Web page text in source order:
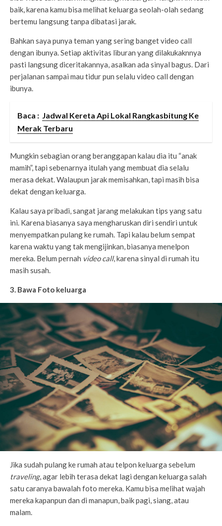
baik, karena kamu bisa melihat keluarga seolah-olah sedang
bertemu langsung tanpa dibatasi jarak.
Bahkan saya punya teman yang sering banget video call
dengan ibunya. Setiap aktivitas liburan yang dilakukaknnya
pasti langsung diceritakannya, asalkan ada sinyal bagus. Dari
perjalanan sampai mau tidur pun selalu video call dengan
ibunya.
Baca : Jadwal Kereta Api Lokal Rangkasbitung Ke
Merak Terbaru
Mungkin sebagian orang beranggapan kalau dia itu “anak
mamih”, tapi sebenarnya itulah yang membuat dia selalu
merasa dekat. Walaupun jarak memisahkan, tapi masih bisa
dekat dengan keluarga.
Kalau saya pribadi, sangat jarang melakukan tips yang satu
ini. Karena biasanya saya mengharuskan diri sendiri untuk
menyempatkan pulang ke rumah. Tapi kalau belum sempat
karena waktu yang tak mengijinkan, biasanya menelpon
mereka. Belum pernah video call, karena sinyal di rumah itu
masih susah.
3. Bawa Foto keluarga
Jika sudah pulang ke rumah atau telpon keluarga sebelum
traveling, agar lebih terasa dekat lagi dengan keluarga salah
satu caranya bawalah foto mereka. Kamu bisa melihat wajah
mereka kapanpun dan di manapun, baik pagi, siang, atau
malam.